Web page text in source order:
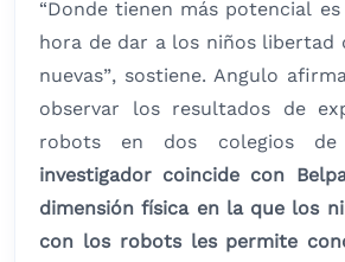
“Donde tienen más potencial
hora de dar a los niños libertad
nuevas”, sostiene. Angulo
observar los resultados de
robots en dos colegios de
investigador coincide con
dimensión física en la que los
con los robots les permite